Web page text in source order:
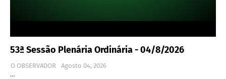
53ª Sessão Plenária Ordinária - 04/8/2026
O OBSERVADOR
Agosto 04, 2026
…